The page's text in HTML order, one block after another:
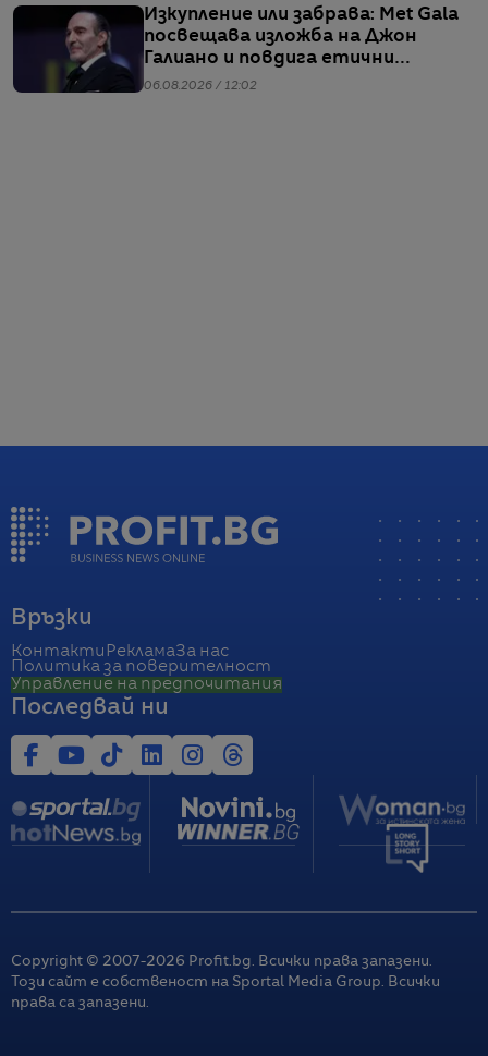
Изкупление или забрава: Met Gala
посвещава изложба на Джон
Галиано и повдига етични
въпроси
06.08.2026 / 12:02
Връзки
Контакти РекламаЗа нас
Политика за поверителност
Управление на предпочитания
Последвай ни
Copyright © 2007-2026 Profit.bg. Всички права запазени.
Този сайт е собственост на Sportal Media Group. Всички
права са запазени.